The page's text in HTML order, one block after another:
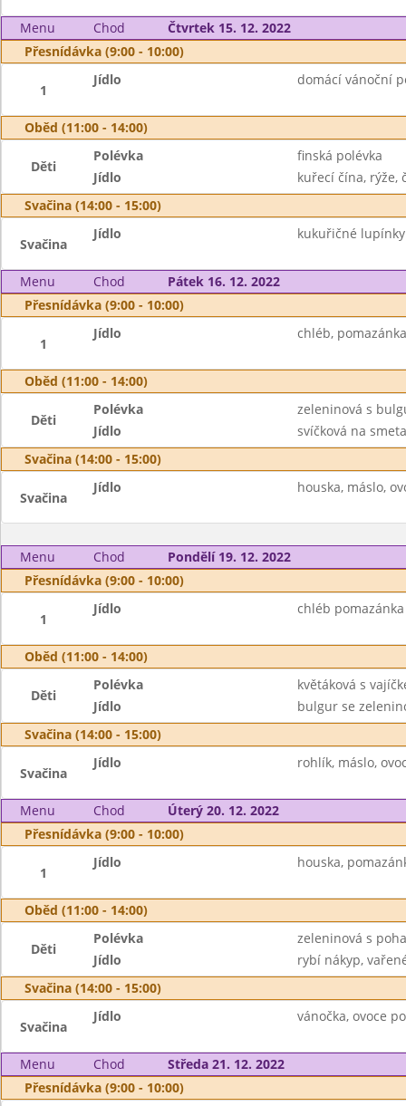
Menu Chod
Čtvrtek 15. 12. 2022
Přesnídávka (9:00 - 10:00)
1
Jídlo domácí vánoční
Oběd (11:00 - 14:00)
Děti
Polévka
finská polévka
Jídlo
kuřecí čína, rýže,
Svačina (14:00 - 15:00)
Svačina
Jídlo kukuřičné
Menu Chod
Pátek 16. 12. 2022
Přesnídávka (9:00 - 10:00)
1
Jídlo chléb,
Oběd (11:00 - 14:00)
Děti
Polévka
zeleninová s
Jídlo
svíčková na
Svačina (14:00 - 15:00)
Svačina
Jídlo houska, máslo,
Menu Chod
Pondělí 19. 12. 2022
Přesnídávka (9:00 - 10:00)
1
Jídlo chléb
Oběd (11:00 - 14:00)
Děti
Polévka
květáková s
Jídlo
bulgur se
Svačina (14:00 - 15:00)
Svačina
Jídlo rohlík, máslo,
Menu Chod
Úterý 20. 12. 2022
Přesnídávka (9:00 - 10:00)
1
Jídlo houska,
Oběd (11:00 - 14:00)
Děti
Polévka
zeleninová s
Jídlo
rybí nákyp,
Svačina (14:00 - 15:00)
Svačina
Jídlo vánočka, ovoce
Menu Chod
Středa 21. 12. 2022
Přesnídávka (9:00 - 10:00)